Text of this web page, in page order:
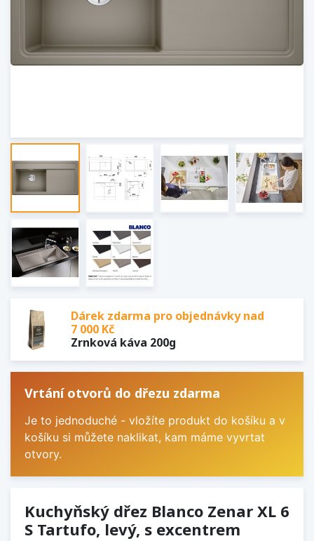
Dárek zdarma pro objednávky nad
7 000 Kč
Zrnková káva 200g
Vrtání otvorů do dřezu zdarma
Je to jednoduché - vložíte produkt do košíku a v
košíku si můžete naklikat, kam máme vyvrtat
otvory.
Kuchyňský dřez Blanco Zenar XL 6
S Tartufo, levý, s excentrem